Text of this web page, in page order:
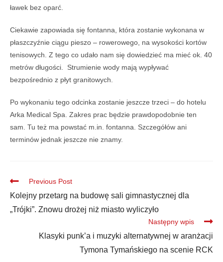
ławek bez oparć.
Ciekawie zapowiada się fontanna, która zostanie wykonana w
płaszczyźnie ciągu pieszo – rowerowego, na wysokości kortów
tenisowych. Z tego co udało nam się dowiedzieć ma mieć ok. 40
metrów długości. Strumienie wody mają wypływać
bezpośrednio z płyt granitowych.
Po wykonaniu tego odcinka zostanie jeszcze trzeci – do hotelu
Arka Medical Spa. Zakres prac będzie prawdopodobnie ten
sam. Tu też ma powstać m.in. fontanna. Szczegółów ani
terminów jednak jeszcze nie znamy.
Previous Post
Kolejny przetarg na budowę sali gimnastycznej dla
„Trójki”. Znowu drożej niż miasto wyliczyło
Następny wpis
Klasyki punk’a i muzyki alternatywnej w aranżacji
Tymona Tymańskiego na scenie RCK